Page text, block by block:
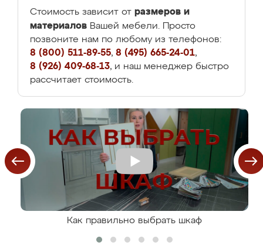
Стоимость зависит от размеров и
материалов Вашей мебели. Просто
позвоните нам по любому из телефонов:
8 (800) 511-89-55, 8 (495) 665-24-01,
8 (926) 409-68-13, и наш менеджер быстро
рассчитает стоимость.
Как правильно выбрать шкаф